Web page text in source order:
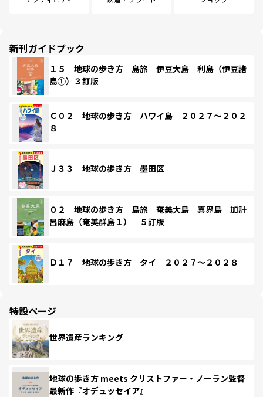
新刊ガイドブック
１５ 地球の歩き方 島旅 伊豆大島 利島（伊豆諸
島①）３訂版
Ｃ０２ 地球の歩き方 ハワイ島 ２０２７～２０２
８
Ｊ３３ 地球の歩き方 墨田区
０２ 地球の歩き方 島旅 奄美大島 喜界島 加計
呂麻島（奄美群島１） ５訂版
Ｄ１７ 地球の歩き方 タイ ２０２７～２０２８
特設ページ
世界遺産ランキング
地球の歩き方 meets クリストファー・ノーラン監督
最新作『オデュッセイア』